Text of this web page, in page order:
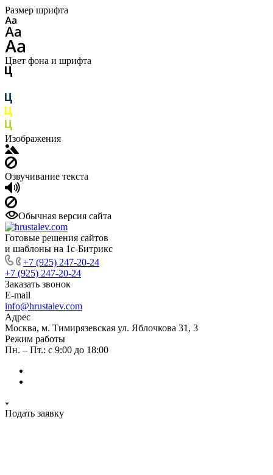
Размер шрифта
Цвет фона и шрифта
Изображения
Озвучивание текста
Обычная версия сайта
Готовые решения сайтов
и шаблоны на 1с-Битрикс
+7 (925) 247-20-24
+7 (925) 247-20-24
Заказать звонок
E-mail
info@hrustalev.com
Адрес
Москва, м. Тимирязевская ул. Яблочкова 31, 3
Режим работы
Пн. – Пт.: с 9:00 до 18:00
Подать заявку